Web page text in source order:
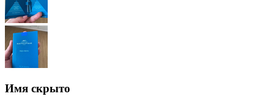
Имя скрыто